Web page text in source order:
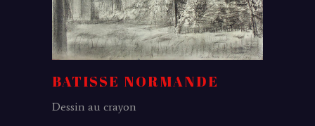
BATISSE NORMANDE
Dessin au crayon